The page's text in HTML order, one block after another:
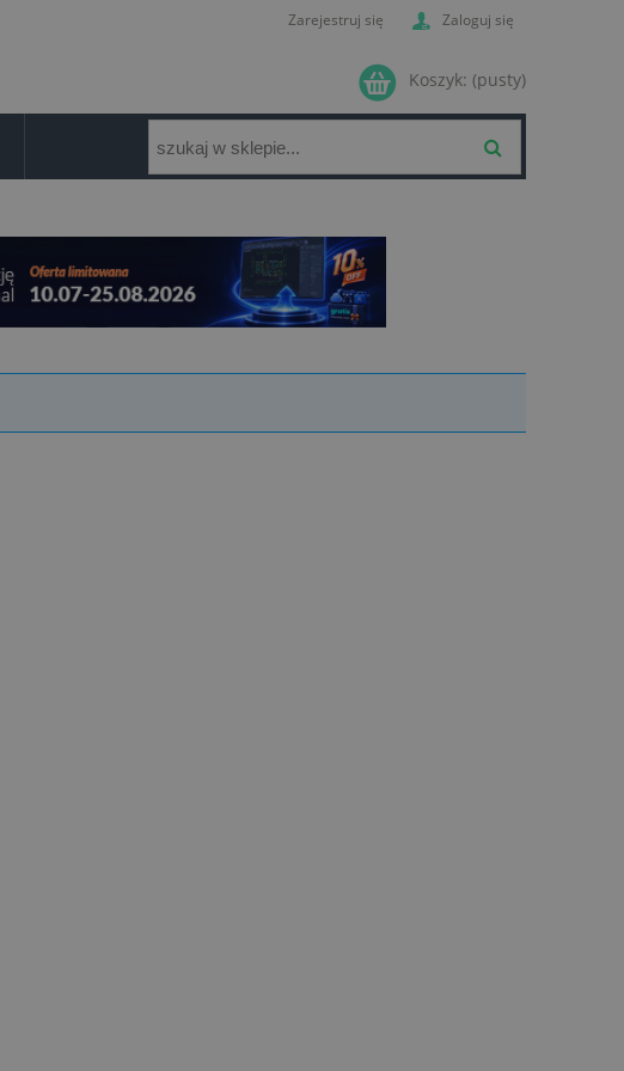
Zarejestruj się Zaloguj się
Koszyk: (pusty)